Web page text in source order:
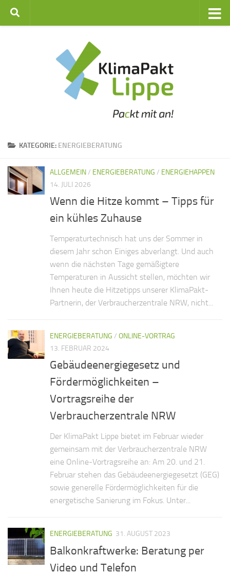
Zum Inhalt springen
KATEGORIE: ENERGIEBERATUNG
ALLGEMEIN/ ENERGIEBERATUNG / ENERGIEHAPPEN
14. JULI 2026
Wenn die Hitze kommt – Tipps für
ein kühles Zuhause
Temperaturtechnisch hat uns der Sommer in
diesem Jahr schon Einiges abverlangt. Und auch
wenn die nächsten Tage gemäßigtere
Temperaturen in Aussicht stellen, möchten wir
Ihnen heute die Hitzetipps unserer KlimaPakt-
Partnerin, der Verbraucherzentrale NRW, nicht...
ENERGIEBERATUNG / ONLINE-VORTRAG
13. FEBRUAR 2024
Gebäudeenergiegesetz und
Fördermöglichkeiten –
Vortragsreihe der
Verbraucherzentrale NRW
Der KlimaPakt Lippe bietet im Februar wieder
gemeinsam mit der Verbraucherzentrale NRW
eine Online-Vortragsreihe an: Am 20. und 21.
Februar stehen das Gebäudeenergiegesetzt (GEG)
sowie generelle Fördermöglichkeiten für die
energetische Sanierung im Fokus. Unter...
ENERGIEBERATUNG 31. AUGUST 2023
Balkonkraftwerke: Beratung per
Video und Telefon